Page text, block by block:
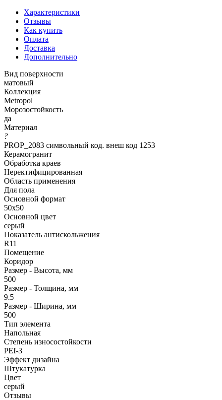
Характеристики
Отзывы
Как купить
Оплата
Доставка
Дополнительно
Вид поверхности
матовый
Коллекция
Metropol
Морозостойкость
да
Материал
?
PROP_2083 символьный код. внеш код 1253
Керамогранит
Обработка краев
Неректифицированная
Область применения
Для пола
Основной формат
50х50
Основной цвет
серый
Показатель антискольжения
R11
Помещение
Коридор
Размер - Высота, мм
500
Размер - Толщина, мм
9.5
Размер - Ширина, мм
500
Тип элемента
Напольная
Степень износостойкости
PEI-3
Эффект дизайна
Штукатурка
Цвет
серый
Отзывы